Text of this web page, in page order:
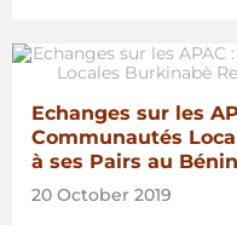
Echanges sur les
Communautés
à ses Pairs au Bénin
20 October 2019